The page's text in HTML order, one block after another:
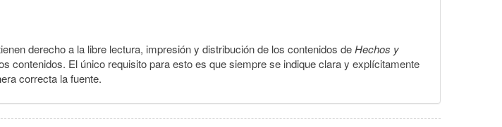
derecho a la libre lectura, impresión y distribución de los contenidos deHechos y
contenidos. El único requisito para esto es que siempre se indique clara y explícitamente
correcta la fuente.